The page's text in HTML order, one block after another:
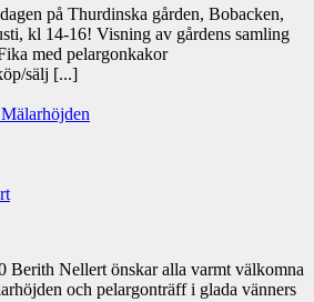
på Thurdinska gården, Bobacken,
kl 14-16! Visning av gårdens samling
med pelargonkakor
sälj [...]
Berith Nellert önskar alla varmt välkomna
och pelargonträff i glada vänners